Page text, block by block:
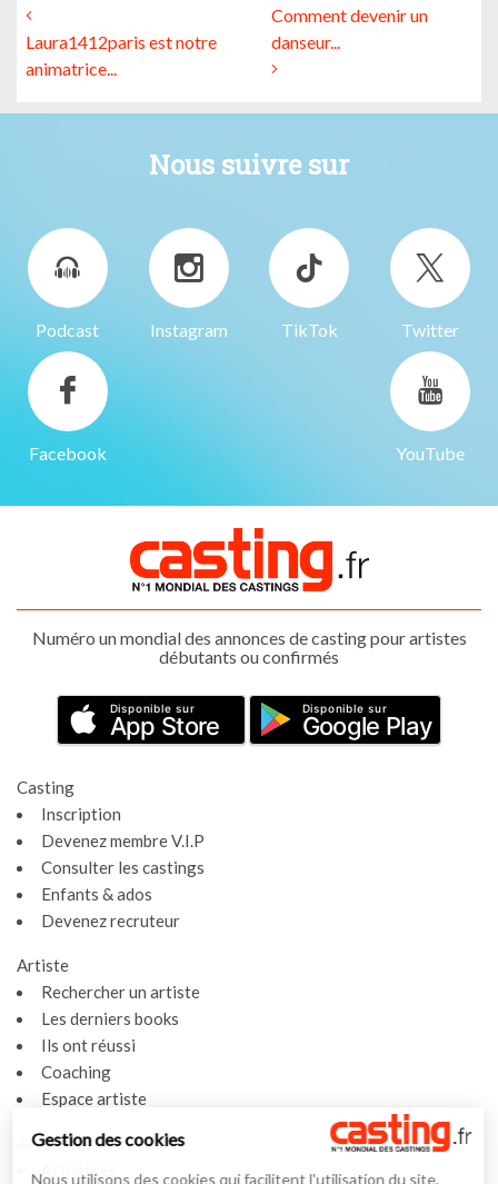
Laura1412paris est notre
animatrice...
Comment devenir un
danseur...
Nous suivre sur
Podcast Instagram TikTok Twitter
Facebook YouTube
Numéro un mondial des annonces de casting pour artistes
débutants ou confirmés
Disponible sur
App Store
Disponible sur
Google Play
Casting
Inscription
Devenez membre V.I.P
Consulter les castings
Enfants & ados
Devenez recruteur
Artiste
Rechercher un artiste
Les derniers books
Ils ont réussi
Coaching
Espace artiste
Actualités
Actualités
Gestion des cookies
Nous utilisons des cookies qui facilitent l'utilisation du site,